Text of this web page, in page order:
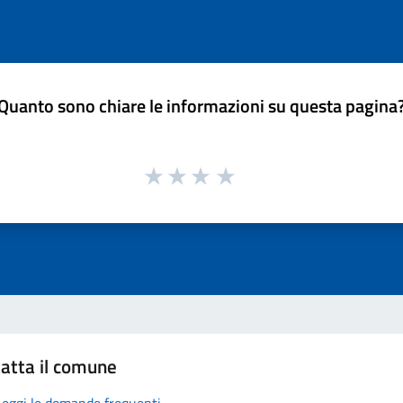
sono chiare le informazioni su questa
il comune